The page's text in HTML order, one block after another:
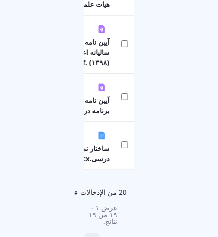
هيات علمی 1403.pdf
آيين نامه ترفيع استحقاقی
ساليانه اعضای هيأت علمی
(۱۳۹۸) .pdf
آیین نامه تدوین و بازنگری
برنامه درسی.pdf
ساختار نمونه برنامه
درسی.docx
20 من الإدخالات
لكل صفحة
عرض ١ -
١٩ من ١٩
نتائج.